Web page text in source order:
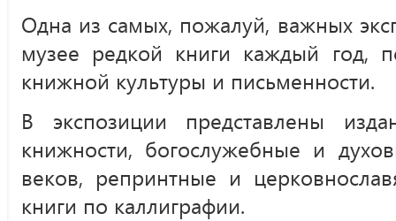
Одна из самых, пожалуй, важных
музее редкой книги каждый год,
книжной культуры и письменности.
В экспозиции представлены
книжности, богослужебные и
веков, репринтные и
книги по каллиграфии.